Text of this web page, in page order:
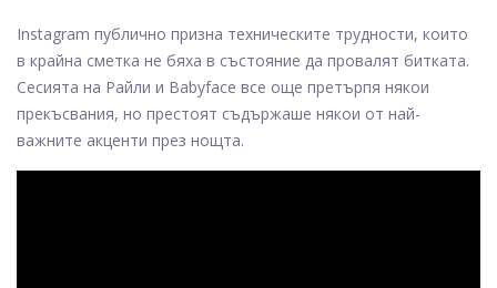
Instagram публично призна техническите трудности, които
в крайна сметка не бяха в състояние да провалят битката.
Сесията на Райли и Babyface все още претърпя някои
прекъсвания, но престоят съдържаше някои от най-
важните акценти през нощта.